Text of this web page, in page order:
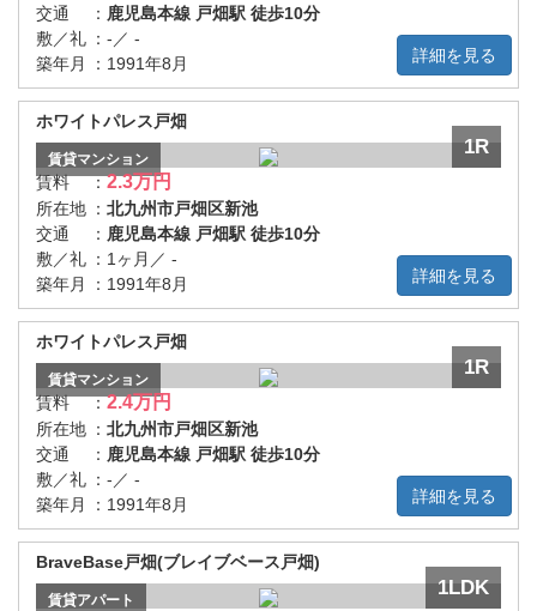
詳細を見る
交通
： 鹿児島本線 戸畑駅 徒歩10分
敷／礼 ： -／ -
築年月
： 1991年8月
詳細を見る
ホワイトパレス戸畑
1R
賃貸マンション
賃料 ：2.3万円
所在地 ： 北九州市戸畑区新池
交通
： 鹿児島本線 戸畑駅 徒歩10分
敷／礼 ： 1ヶ月／ -
築年月
： 1991年8月
詳細を見る
ホワイトパレス戸畑
1R
賃貸マンション
賃料 ：2.4万円
所在地 ： 北九州市戸畑区新池
交通
： 鹿児島本線 戸畑駅 徒歩10分
敷／礼 ： -／ -
築年月
： 1991年8月
BraveBase戸畑(ブレイブベース戸畑)
1LDK
賃貸アパート